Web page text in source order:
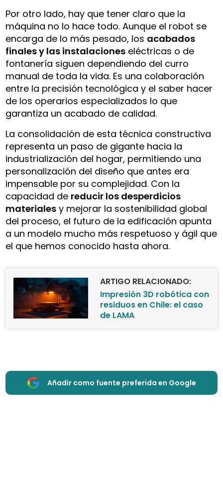
Por otro lado, hay que tener claro que la
máquina no lo hace todo. Aunque el robot se
encarga de lo más pesado, los acabados
finales y las instalaciones eléctricas o de
fontanería siguen dependiendo del curro
manual de toda la vida. Es una colaboración
entre la precisión tecnológica y el saber hacer
de los operarios especializados lo que
garantiza un acabado de calidad.
La consolidación de esta técnica constructiva
representa un paso de gigante hacia la
industrialización del hogar, permitiendo una
personalización del diseño que antes era
impensable por su complejidad. Con la
capacidad de reducir los desperdicios
materiales y mejorar la sostenibilidad global
del proceso, el futuro de la edificación apunta
a un modelo mucho más respetuoso y ágil que
el que hemos conocido hasta ahora.
ARTIGO RELACIONADO:
Impresión 3D robótica con
residuos en Chile: el caso
de LAMA
Añadir como fuente preferida en Google